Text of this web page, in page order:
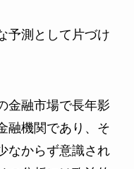
予測として片づけ
金融市場で長年影
融機関であり、そ
なからず意識され